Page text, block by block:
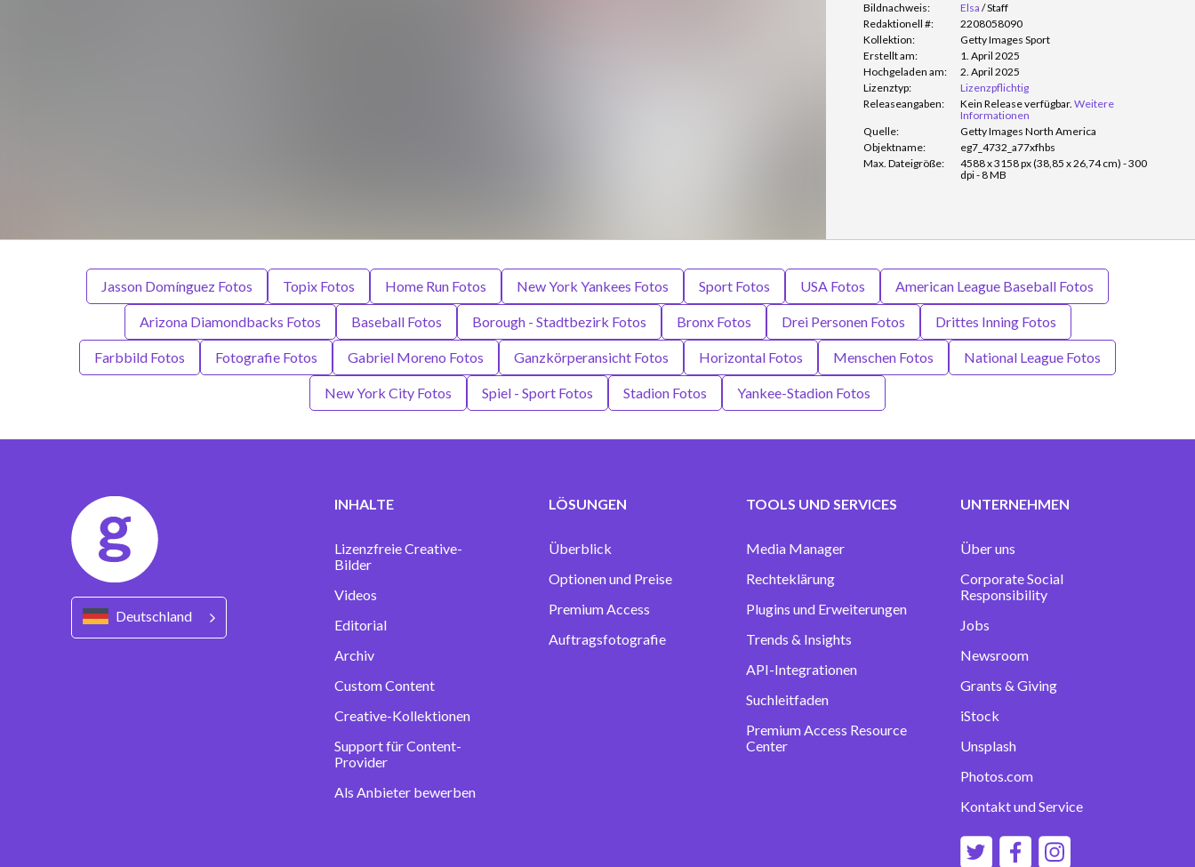
Bildnachweis:
Elsa /Staff
Redaktionell #:
2208058090
Kollektion:
Getty Images Sport
Erstellt am:
1. April 2025
Hochgeladen am:
2. April 2025
Lizenztyp:
Lizenzpflichtig
Releaseangaben:
Kein Release verfügbar. Weitere
Informationen
Quelle:
Getty Images North America
Objektname:
eg7_4732_a77xfhbs
Max. Dateigröße:
4588 x 3158 px (38,85 x 26,74 cm) - 300
dpi - 8 MB
Jasson Domínguez Fotos Topix Fotos Home Run Fotos New York Yankees Fotos Sport Fotos USA Fotos American League Baseball Fotos
Arizona Diamondbacks Fotos Baseball Fotos Borough - Stadtbezirk Fotos Bronx Fotos Drei Personen Fotos Drittes Inning Fotos
Farbbild Fotos Fotografie Fotos Gabriel Moreno Fotos Ganzkörperansicht Fotos Horizontal Fotos Menschen Fotos National League Fotos
New York City Fotos Spiel - Sport Fotos Stadion Fotos Yankee-Stadion Fotos
Deutschland
INHALTE
Lizenzfreie Creative-
Bilder
Videos
Editorial
Archiv
Custom Content
Creative-Kollektionen
Support für Content-
Provider
Als Anbieter bewerben
LÖSUNGEN
Überblick
Optionen und Preise
Premium Access
Auftragsfotografie
TOOLS UND SERVICES
Media Manager
Rechteklärung
Plugins und Erweiterungen
Trends & Insights
API-Integrationen
Suchleitfaden
Premium Access Resource
Center
UNTERNEHMEN
Über uns
Corporate Social
Responsibility
Jobs
Newsroom
Grants & Giving
iStock
Unsplash
Photos.com
Kontakt und Service